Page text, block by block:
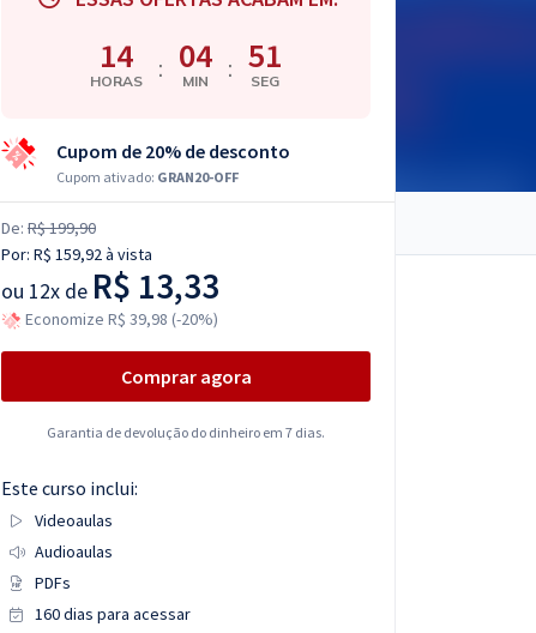
14
HORAS : 04
MIN : 49
SEG
Cupom de 20% de desconto
Cupom ativado: GRAN20-OFF
De: R$ 199,90
Por: R$ 159,92à vista
ou 12x de R$ 13,33
Economize R$ 39,98 (-20%)
Comprar agora
Garantia de devolução do dinheiro em 7 dias.
Este curso inclui:
Videoaulas
Audioaulas
PDFs
160 dias para acessar